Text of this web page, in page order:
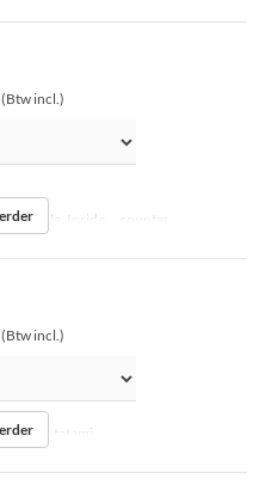
(Btw incl.)
table, Inside counter
(Btw incl.)
Inside tatami